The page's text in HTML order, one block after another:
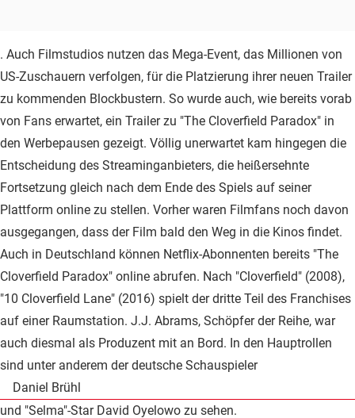
. Auch Filmstudios nutzen das Mega-Event, das Millionen von
US-Zuschauern verfolgen, für die Platzierung ihrer neuen Trailer
zu kommenden Blockbustern. So wurde auch, wie bereits vorab
von Fans erwartet, ein Trailer zu "The Cloverfield Paradox" in
den Werbepausen gezeigt. Völlig unerwartet kam hingegen die
Entscheidung des Streaminganbieters, die heißersehnte
Fortsetzung gleich nach dem Ende des Spiels auf seiner
Plattform online zu stellen. Vorher waren Filmfans noch davon
ausgegangen, dass der Film bald den Weg in die Kinos findet.
Auch in Deutschland können Netflix-Abonnenten bereits "The
Cloverfield Paradox" online abrufen. Nach "Cloverfield" (2008),
"10 Cloverfield Lane" (2016) spielt der dritte Teil des Franchises
auf einer Raumstation. J.J. Abrams, Schöpfer der Reihe, war
auch diesmal als Produzent mit an Bord. In den Hauptrollen
sind unter anderem der deutsche Schauspieler
Daniel Brühl
und "Selma"-Star David Oyelowo zu sehen.